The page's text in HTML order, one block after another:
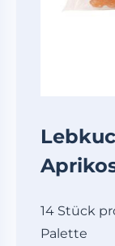
14 Stück
Palette